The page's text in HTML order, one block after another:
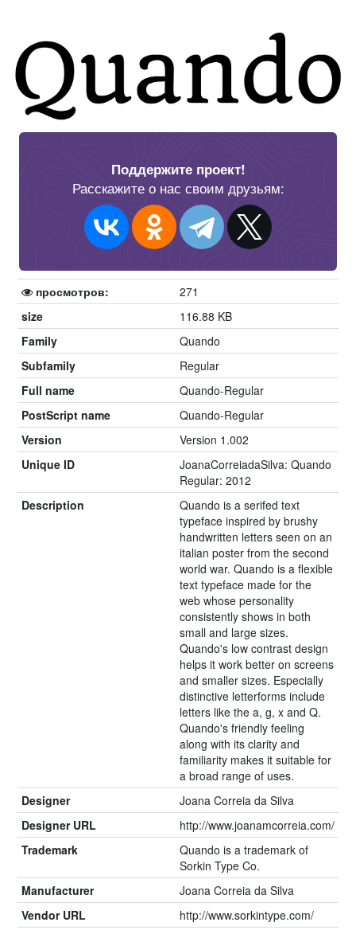
Поддержите проект!
Расскажите о нас своим друзьям:
просмотров:
271
size
116.88 KB
Family
Quando
Subfamily
Regular
Full name
Quando-Regular
PostScript name
Quando-Regular
Version
Version 1.002
Unique ID
JoanaCorreiadaSilva: Quando
Regular: 2012
Description
Quando is a serifed text
typeface inspired by brushy
handwritten letters seen on an
italian poster from the second
world war. Quando is a flexible
text typeface made for the
web whose personality
consistently shows in both
small and large sizes.
Quando's low contrast design
helps it work better on screens
and smaller sizes. Especially
distinctive letterforms include
letters like the a, g, x and Q.
Quando's friendly feeling
along with its clarity and
familiarity makes it suitable for
a broad range of uses.
Designer
Joana Correia da Silva
Designer URL
http://www.joanamcorreia.com/
Trademark
Quando is a trademark of
Sorkin Type Co.
Manufacturer
Joana Correia da Silva
Vendor URL
http://www.sorkintype.com/